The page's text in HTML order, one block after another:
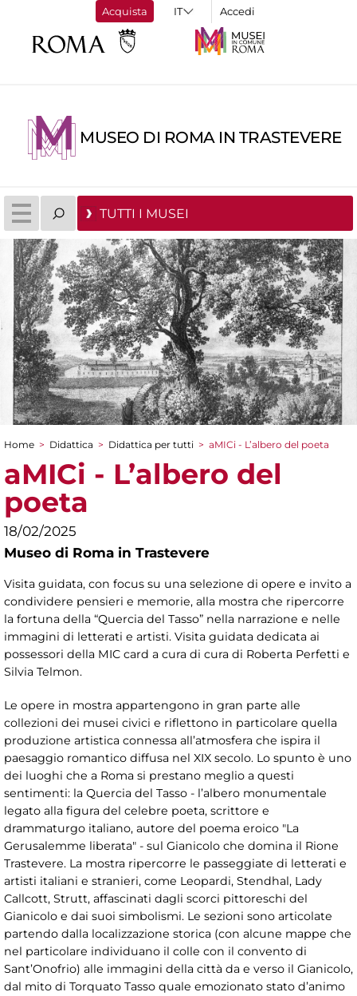
Acquista Accedi
MUSEO DI ROMA IN TRASTEVERE
TUTTI I MUSEI
Tu sei qui
Home > Didattica > Didattica per tutti > aMICi - L’albero del poeta
aMICi - L’albero del
poeta
18/02/2025
Museo di Roma in Trastevere
Visita guidata, con focus su una selezione di opere e invito a
condividere pensieri e memorie, alla mostra che ripercorre
la fortuna della “Quercia del Tasso” nella narrazione e nelle
immagini di letterati e artisti. Visita guidata dedicata ai
possessori della MIC card a cura di cura di Roberta Perfetti e
Silvia Telmon.
Le opere in mostra appartengono in gran parte alle
collezioni dei musei civici e riflettono in particolare quella
produzione artistica connessa all’atmosfera che ispira il
paesaggio romantico diffusa nel XIX secolo. Lo spunto è uno
dei luoghi che a Roma si prestano meglio a questi
sentimenti: la Quercia del Tasso - l’albero monumentale
legato alla figura del celebre poeta, scrittore e
drammaturgo italiano, autore del poema eroico "La
Gerusalemme liberata" - sul Gianicolo che domina il Rione
Trastevere. La mostra ripercorre le passeggiate di letterati e
artisti italiani e stranieri, come Leopardi, Stendhal, Lady
Callcott, Strutt, affascinati dagli scorci pittoreschi del
Gianicolo e dai suoi simbolismi. Le sezioni sono articolate
partendo dalla localizzazione storica (con alcune mappe che
nel particolare individuano il colle con il convento di
Sant’Onofrio) alle immagini della città da e verso il Gianicolo,
dal mito di Torquato Tasso quale emozionato stato d’animo